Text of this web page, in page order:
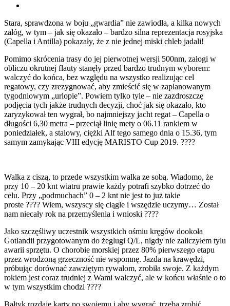
Stara, sprawdzona w boju „gwardia” nie zawiodła, a kilka nowych
załóg, w tym – jak się okazało – bardzo silna reprezentacja rosyjska
(Capella i Antilla) pokazały, że z nie jednej miski chleb jadali!
Pomimo skrócenia trasy do jej pierwotnej wersji 500nm, załogi w
obliczu okrutnej flauty stanęły przed bardzo trudnym wyborem:
walczyć do końca, bez względu na wszystko realizując cel
regatowy, czy zrezygnować, aby zmieścić się w zaplanowanym
tygodniowym „urlopie”. Powiem tylko tyle – nie zazdroszczę
podjęcia tych jakże trudnych decyzji, choć jak się okazało, kto
zaryzykował ten wygrał, bo najmniejszy jacht regat – Capella o
długości 6,30 metra – przeciął linię mety o 06.11 rankiem w
poniedziałek, a stalowy, ciężki Alf tego samego dnia o 15.36, tym
samym zamykając VIII edycję MARISTO Cup 2019. ????
Walka z ciszą, to przede wszystkim walka ze sobą. Wiadomo, że
przy 10 – 20 knt wiatru prawie każdy potrafi szybko dotrzeć do
celu. Przy „podmuchach” 0 – 2 knt nie jest to już takie
proste ???? Wiem, wszyscy się ciągle i wszędzie uczymy… Został
nam niecały rok na przemyślenia i wnioski ????
Jako szczęśliwy uczestnik wszystkich ośmiu kręgów dookoła
Gotlandii przygotowanym do żeglugi Q/L, nigdy nie zaliczyłem tylu
awarii sprzętu. O chorobie morskiej przez 80% pierwszego etapu
przez wrodzoną grzeczność nie wspomnę. Jazda na krawędzi,
próbując dorównać zawziętym rywalom, zrobiła swoje. Z każdym
rokiem jest coraz trudniej z Wami walczyć, ale w końcu właśnie o to
w tym wszystkim chodzi ????
Bałtyk rozdaje karty po swojemu i aby wygrać, trzeba zrobić